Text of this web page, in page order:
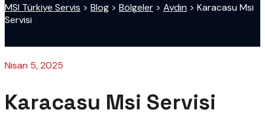
MSI Türkiye Servis > Blog > Bölgeler > Aydın > Karacasu Msi
Servisi
Nisan 5, 2025
Karacasu Msi Servisi